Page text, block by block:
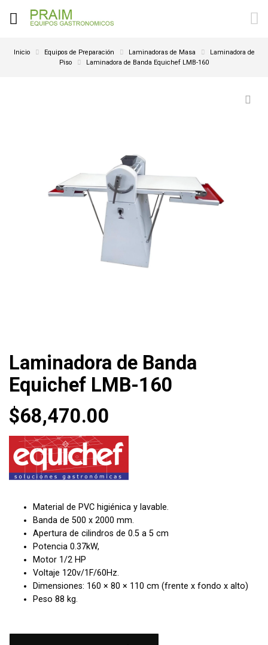
Inicio Equipos de Preparación Laminadoras de Masa
Laminadora de
Piso
Laminadora de Banda Equichef LMB-160
Laminadora de Banda
Equichef LMB-160
$68,470.00
Material de PVC higiénica y lavable.
Banda de 500 x 2000 mm.
Apertura de cilindros de 0.5 a 5 cm
Potencia 0.37kW,
Motor 1/2 HP
Voltaje 120v/1F/60Hz.
Dimensiones: 160 × 80 × 110 cm (frente x fondo x alto)
Peso 88 kg.